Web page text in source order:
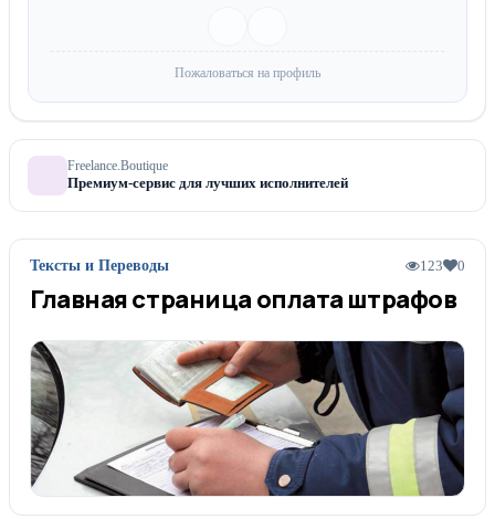
Пожаловаться на профиль
Freelance.Boutique
Премиум-сервис для лучших исполнителей
Тексты и Переводы 123 0
Главная страница оплата штрафов